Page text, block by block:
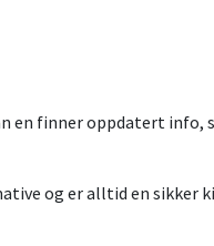
en finner oppdatert info,
og er alltid en sikker